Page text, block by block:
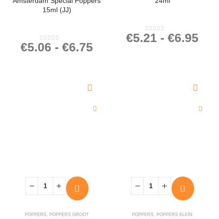
15ml (JJ)
0out of 5
€5.06 - €6.75
0out of 5
€5.21 - €6.95
POPPERS, POPPERS GROOT POPPERS, POPPERS KLEIN